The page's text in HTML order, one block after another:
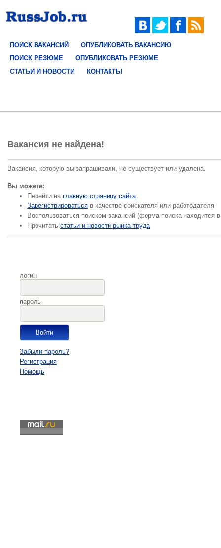
ПОИСК ВАКАНСИЙ
ОПУБЛИКОВАТЬ ВАКАНСИЮ
ПОИСК РЕЗЮМЕ
ОПУБЛИКОВАТЬ РЕЗЮМЕ
СТАТЬИ И НОВОСТИ
КОНТАКТЫ
Вакансия не найдена!
Вакансия, которую вы запрашивали, не существует или удалена.
Вы можете:
Перейти на главную страницу сайта
Зарегистрироваться в качестве соискателя или работодателя
Воспользоваться поиском вакансий (форма поиска находится
Прочитать статьи и новости рынка труда
логин
пароль
Забыли пароль?
Регистрация
Помощь